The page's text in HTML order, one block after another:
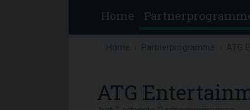
Home
Home Partnerprogramme
ATG